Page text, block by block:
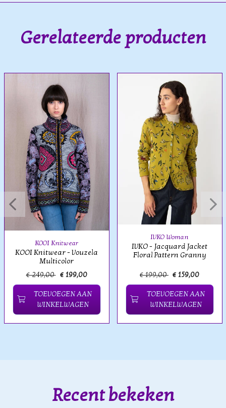
Gerelateerde producten
KOOI Knitwear
KOOI Knitwear - Vouzela
Multicolor
€ 249,00 € 199,00
TOEVOEGEN AAN
WINKELWAGEN
IVKO Woman
IVKO - Jacquard Jacket
Floral Pattern Granny
€ 199,00 € 159,00
TOEVOEGEN AAN
WINKELWAGEN
Recent bekeken